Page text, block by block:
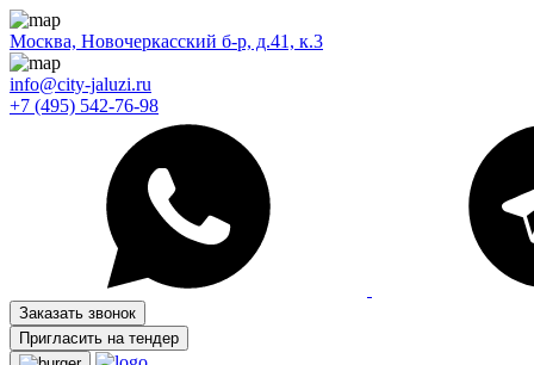
Москва, Новочеркасский б-р, д.41, к.3
info@city-jaluzi.ru
+7 (495) 542-76-98
Заказать звонок
Пригласить на тендер